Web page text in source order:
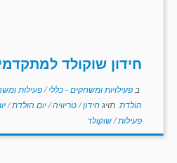
חידון שוקולד
ב פעילויות ומשחקים - כללי/פעילות
הולדת תויגחידון/טריוויה/יום הולדת/
פעילות/שוקולד